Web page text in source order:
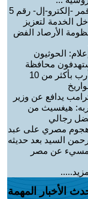
قمر -إلكترو-إل- رقم 5
الخدمة لتعزيز
الأرصاد الفض
الحوثيون
محافظة
مأرب بأكثر من 10
يدافع عن وزير
هيغسيث من
رجالي
مصري على عبد
السيد بعد حديثه
عن مصر
الأخبار المهمة